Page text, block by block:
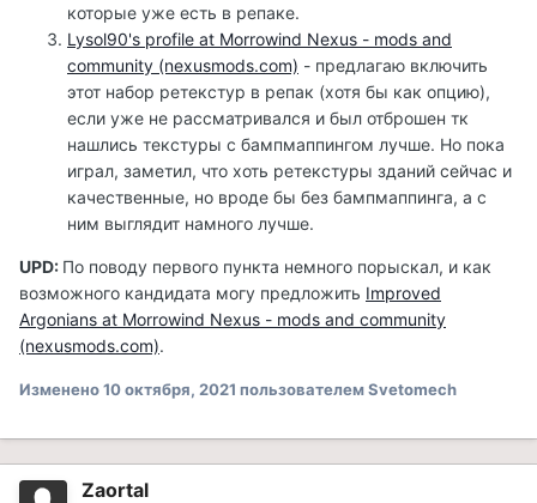
которые уже есть в репаке.
Lysol90's profile at Morrowind Nexus - mods and
community (nexusmods.com) - предлагаю включить
этот набор ретекстур в репак (хотя бы как опцию),
если уже не рассматривался и был отброшен тк
нашлись текстуры с бампмаппингом лучше. Но пока
играл, заметил, что хоть ретекстуры зданий сейчас и
качественные, но вроде бы без бампмаппинга, а с
ним выглядит намного лучше.
UPD: По поводу первого пункта немного порыскал, и как
возможного кандидата могу предложить Improved
Argonians at Morrowind Nexus - mods and community
(nexusmods.com).
Изменено10 октября, 2021 пользователем Svetomech
Zaortal